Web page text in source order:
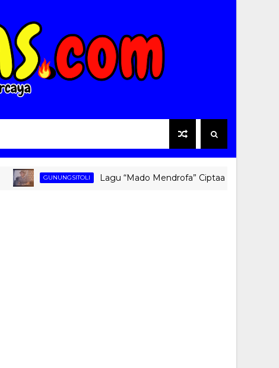
GUNUNGSITOLI Lagu “Mado Mendrofa” Ciptaan Fati Zebua